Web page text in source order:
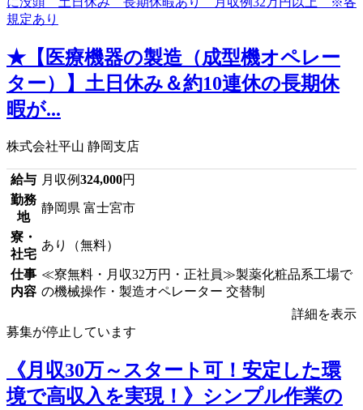
★【医療機器の製造（成型機オペレー
ター）】土日休み＆約10連休の長期休
暇が...
株式会社平山 静岡支店
給与 月収例324,000円
勤務
地
静岡県 富士宮市
寮・
社宅
あり（無料）
仕事
内容
≪寮無料・月収32万円・正社員≫製薬化粧品系工場で
の機械操作・製造オペレーター 交替制
詳細を表示
募集が停止しています
《月収30万～スタート可！安定した環
境で高収入を実現！》シンプル作業の